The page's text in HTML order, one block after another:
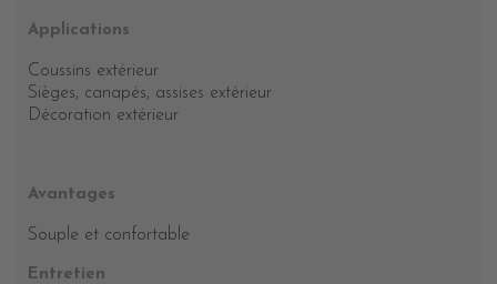
Applications
Coussins extérieur
Sièges, canapés, assises extérieur
Décoration extérieur
Avantages
Souple et confortable
Entretien